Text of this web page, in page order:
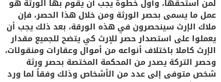
لمن استحقها، وأول خطوة يجب أن يقوم بها الورثة هو
عمل ما يسمى بحصر الورثة ومن خلال هذا الحصر، فإن
ملاك الإرث سينحصرون في هذه الورقة، بعد ذلك يجب أن
يعملوا على استصدار حصر للإرث كي يتضح للجميع مقدار
الإرث كاملا باختلاف أنواعه من أموال وعقارات ومنقولات،
وحصر التركة يصدر من المحكمة المختصة بحصر ورثة
شخص متوفى إلى عدد من الأشخاص وذلك وفقاً لما ورد